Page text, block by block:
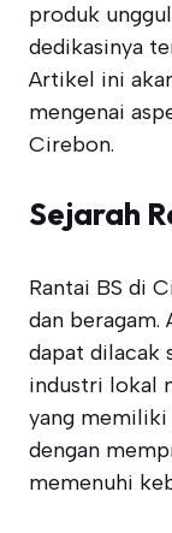
produk
dedikasinya
Artikel ini
mengenai
Cirebon.
Sejarah
Rantai BS di
dan
dapat dilacak
industri lokal
yang
dengan
memenuhi